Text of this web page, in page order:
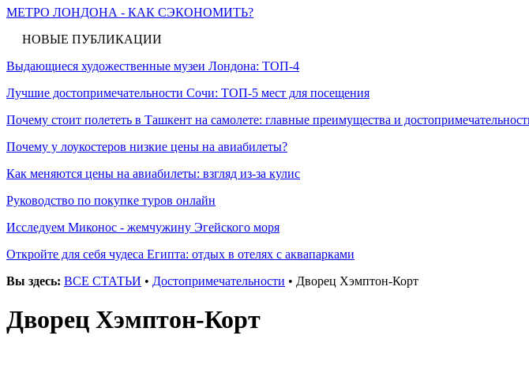
МЕТРО ЛОНДОНА - КАК СЭКОНОМИТЬ?
НОВЫЕ ПУБЛИКАЦИИ
Выдающиеся художественные музеи Лондона: ТОП-4
Лучшие достопримечательности Сочи: ТОП-5 мест для посещения
Почему стоит полететь в Ташкент на самолете: главные преимущества и
Почему у лоукостеров низкие цены на авиабилеты?
Как меняются цены на авиабилеты: взгляд из-за кулис
Руководство по покупке туров онлайн
Исследуем Миконос - жемчужину Эгейского моря
Откройте для себя чудеса Египта: отдых в отелях с аквапарками
Вы здесь: ВСЕ СТАТЬИ • Достопримечательности • Дворец Хэмптон-Корт
Дворец Хэмптон-Корт